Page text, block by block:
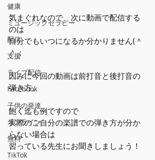
健康
ミュージックセラピー
配信
支援
ライブ配信
Facebook
子供の発達
オンライン
無料
TikTok
気まぐれなので、次に動画で配信する
のは
自分でもいつになるか分かりません(＾
＾；
因みに今回の動画は前打音と後打音の
弾き方。
飽く迄も例ですので
実際のご自分の楽譜での弾き方が分か
らない場合は
習っている先生にお聞きしましょう！